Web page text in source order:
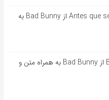
آهنگ اسپانیایی Antes que se acabe از Bad Bunny به
آهنگ اسپانیایی BOKeTE از Bad Bunny به همراه متن و